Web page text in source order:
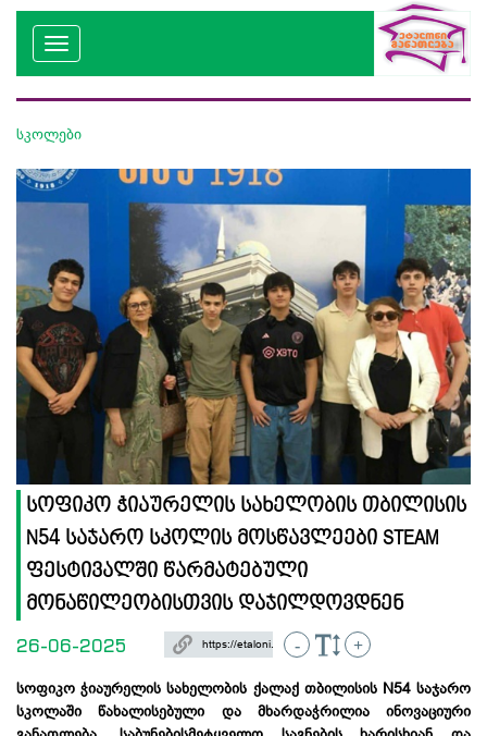
სკოლები
სოფიკო ჭიაურელის სახელობის თბილისის
N54 საჯარო სკოლის მოსწავლეები STEAM
ფესტივალში წარმატებული
მონაწილეობისთვის დაჯილდოვდნენ
26-06-2025 - +
სოფიკო ჭიაურელის სახელობის ქალაქ თბილისის N54 საჯარო
სკოლაში წახალისებული და მხარდაჭრილია ინოვაციური